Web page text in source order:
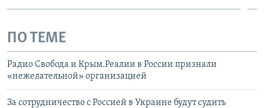
ПО ТЕМЕ
Радио Свобода и Крым.Реалии в России признали
«нежелательной» организацией
За сотрудничество с Россией в Украине будут судить